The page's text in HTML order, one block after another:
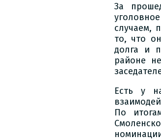
За
случаем,
то, что
долга и
районе
Есть у
По